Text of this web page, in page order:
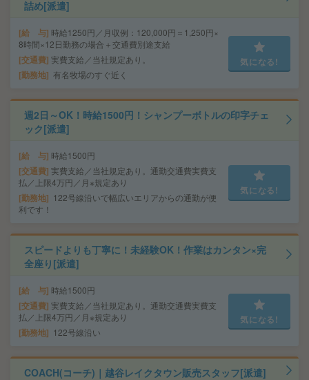
詰め[派遣]
給 与 時給1250円／月収例：120,000円＝1,250円×
8時間×12日勤務の場合＋交通費別途支給
交通費 実費支給／当社規定あり。
勤務地 有名牧場のすぐ近く
気になる!
週2日～OK！時給1500円！シャンプーボトルの印字チェ
ック[派遣]
給 与 時給1500円
交通費 実費支給／当社規定あり。通勤交通費実費支
払／上限4万円／月※規定あり
勤務地
122号線沿いで幅広いエリアからの通勤が便
利です！
気になる!
スピードよりも丁寧に！未経験OK！作業はカンタン×完
全座り[派遣]
給 与 時給1500円
交通費 実費支給／当社規定あり。通勤交通費実費支
払／上限4万円／月※規定あり
勤務地 122号線沿い
気になる!
COACH(コーチ)｜越谷レイクタウン販売スタッフ[派遣]